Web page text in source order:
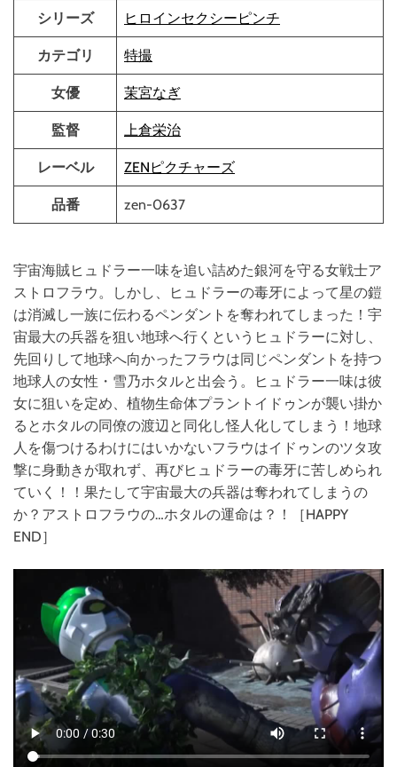
シリーズ ヒロインセクシーピンチ
カテゴリ 特撮
女優 茉宮なぎ
監督 上倉栄治
レーベル ZENピクチャーズ
品番 zen-0637
宇宙海賊ヒュドラー一味を追い詰めた銀河を守る女戦士ア
ストロフラウ。しかし、ヒュドラーの毒牙によって星の鎧
は消滅し一族に伝わるペンダントを奪われてしまった！宇
宙最大の兵器を狙い地球へ行くというヒュドラーに対し、
先回りして地球へ向かったフラウは同じペンダントを持つ
地球人の女性・雪乃ホタルと出会う。ヒュドラー一味は彼
女に狙いを定め、植物生命体プラントイドゥンが襲い掛か
るとホタルの同僚の渡辺と同化し怪人化してしまう！地球
人を傷つけるわけにはいかないフラウはイドゥンのツタ攻
撃に身動きが取れず、再びヒュドラーの毒牙に苦しめられ
ていく！！果たして宇宙最大の兵器は奪われてしまうの
か？アストロフラウの…ホタルの運命は？！［HAPPY
END］